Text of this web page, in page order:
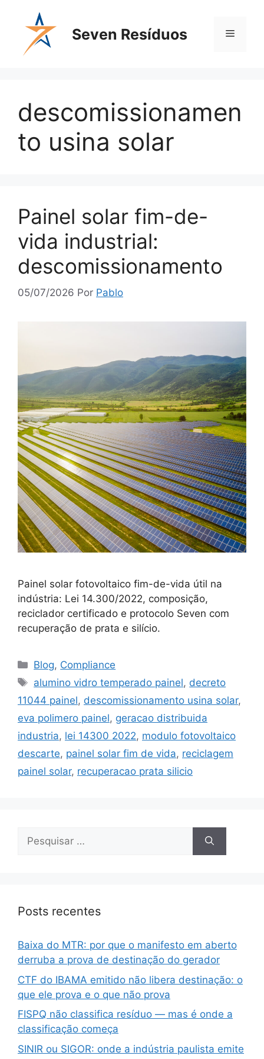
Seven Resíduos
descomissionamen
to usina solar
Painel solar fim-de-
vida industrial:
descomissionamento
05/07/2026 Por Pablo
Painel solar fotovoltaico fim-de-vida útil na
indústria: Lei 14.300/2022, composição,
reciclador certificado e protocolo Seven com
recuperação de prata e silício.
Blog, Compliance
alumino vidro temperado painel, decreto
11044 painel, descomissionamento usina solar,
eva polimero painel, geracao distribuida
industria, lei 14300 2022, modulo fotovoltaico
descarte, painel solar fim de vida, reciclagem
painel solar, recuperacao prata silicio
Posts recentes
Baixa do MTR: por que o manifesto em aberto
derruba a prova de destinação do gerador
CTF do IBAMA emitido não libera destinação: o
que ele prova e o que não prova
FISPQ não classifica resíduo — mas é onde a
classificação começa
SINIR ou SIGOR: onde a indústria paulista emite